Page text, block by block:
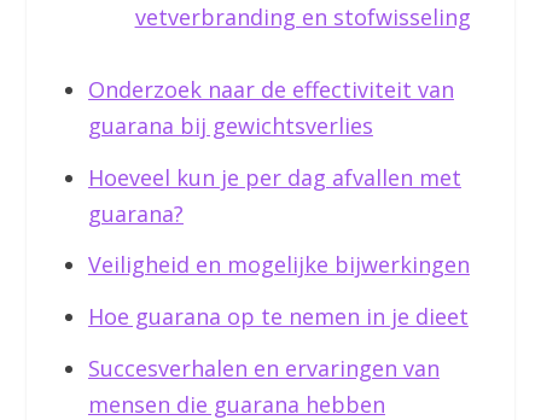
vetverbranding en stofwisseling
Onderzoek naar de effectiviteit van
guarana bij gewichtsverlies
Hoeveel kun je per dag afvallen met
guarana?
Veiligheid en mogelijke bijwerkingen
Hoe guarana op te nemen in je dieet
Succesverhalen en ervaringen van
mensen die guarana hebben